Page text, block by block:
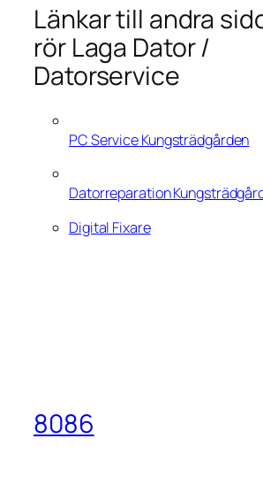
Länkar till andra
rör Laga Dator /
Datorservice
PC Service Kungsträdgården
Datorreparation
Digital Fixare
8086